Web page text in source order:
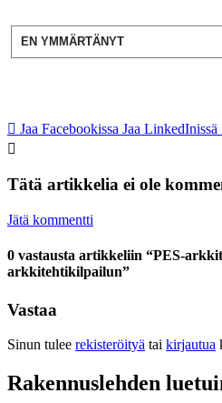
EN YMMÄRTÄNYT
Jaa Facebookissa Jaa LinkedInissä
Tätä artikkelia ei ole
Jätä kommentti
0 vastausta artikkeliin “PES-
arkkitehtikilpailun”
Vastaa
Sinun tulee rekisteröityä tai kirjautua
Rakennuslehden